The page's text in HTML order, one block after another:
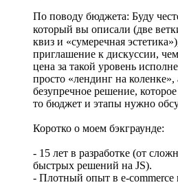
По поводу бюджета: Буду
который вы описали (две
квиз и «сумеречная
приглашение к дискуссии,
цена за такой уровень
просто «лендинг на
безупречное решение,
то бюджет и этапы нужно
Коротко о моем бэкграунде:
- 15 лет в разработке (от
быстрых решений на JS).
- Плотный опыт в e-commerce